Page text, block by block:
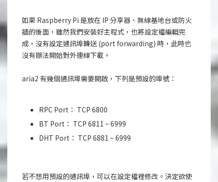
如果 Raspberry Pi 是放在 IP 分享器、無線基地台或防火
牆的後面，雖然我們安裝好主程式，也將設定檔編輯完
成，沒有設定通訊埠轉送 (port forwarding) 時，此時也
沒有辦法開始對外連線下載。
aria2 有幾個通訊埠需要開啟，下列是預設的埠號：
RPC Port： TCP 6800
BT Port： TCP 6811 ~ 6999
DHT Port： TCP 6881 ~ 6999
若不想用預設的通訊埠，可以在設定檔裡修改。決定欲使